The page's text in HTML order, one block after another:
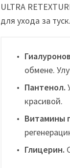
ULTRA
для ухода за
обмене.
Пантенол.
красивой.
Витамины
Глицерин.